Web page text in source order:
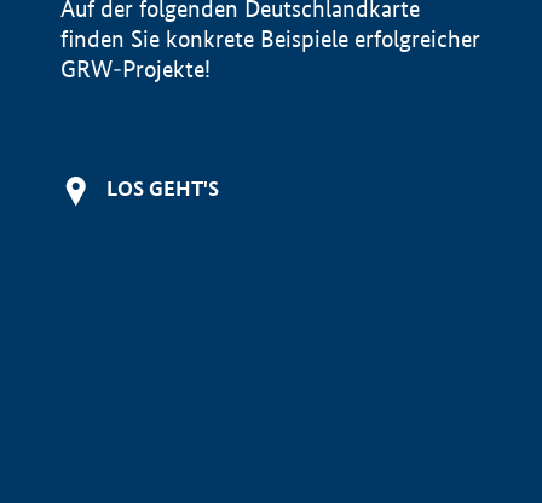
Auf der folgenden Deutschlandkarte
finden Sie konkrete Beispiele erfolgreicher
GRW-Projekte!
LOS GEHT'S